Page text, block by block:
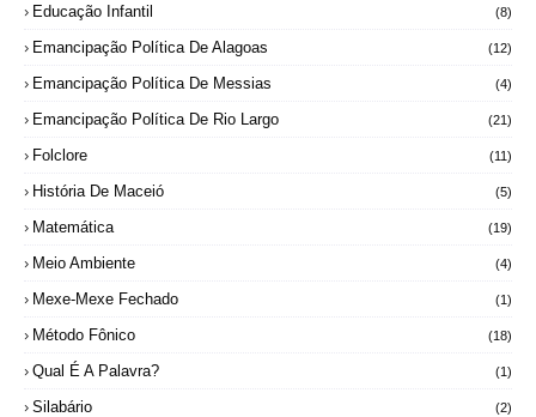
Educação Infantil (8)
Emancipação Política De Alagoas (12)
Emancipação Política De Messias (4)
Emancipação Política De Rio Largo (21)
Folclore (11)
História De Maceió (5)
Matemática (19)
Meio Ambiente (4)
Mexe-Mexe Fechado (1)
Método Fônico (18)
Qual É A Palavra? (1)
Silabário (2)